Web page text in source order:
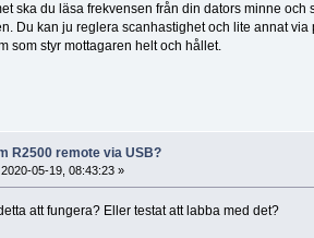
ska du läsa frekvensen från din dators minne
Du kan ju reglera scanhastighet och lite annat
som styr mottagaren helt och hållet.
R2500 remote via USB?
2020-05-19, 08:43:23 »
att fungera? Eller testat att labba med det?